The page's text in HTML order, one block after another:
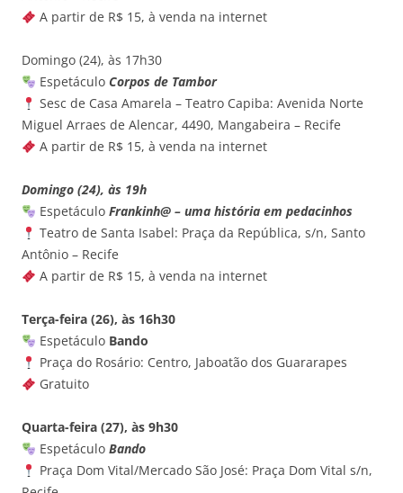
A partir de R$ 15, à venda na internet
Domingo (24), às 17h30
Espetáculo Corpos de Tambor
Sesc de Casa Amarela – Teatro Capiba: Avenida Norte
Miguel Arraes de Alencar, 4490, Mangabeira – Recife
A partir de R$ 15, à venda na internet
Domingo (24), às 19h
Espetáculo Frankinh@ – uma história em pedacinhos
Teatro de Santa Isabel: Praça da República, s/n, Santo
Antônio – Recife
A partir de R$ 15, à venda na internet
Terça-feira (26), às 16h30
Espetáculo Bando
Praça do Rosário: Centro, Jaboatão dos Guararapes
Gratuito
Quarta-feira (27), às 9h30
Espetáculo Bando
Praça Dom Vital/Mercado São José: Praça Dom Vital s/n,